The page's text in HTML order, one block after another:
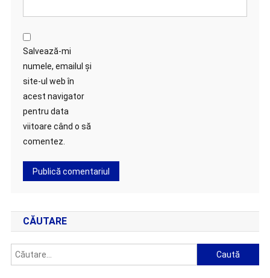
Salvează-mi
numele, emailul și
site-ul web în
acest navigator
pentru data
viitoare când o să
comentez.
CĂUTARE
Caută
după: